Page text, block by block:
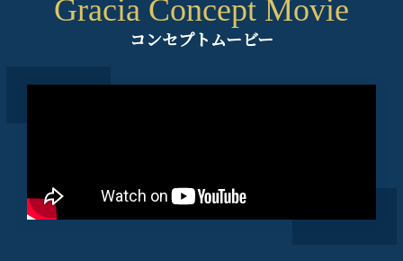
Gracia Concept Movie
コンセプトムービー